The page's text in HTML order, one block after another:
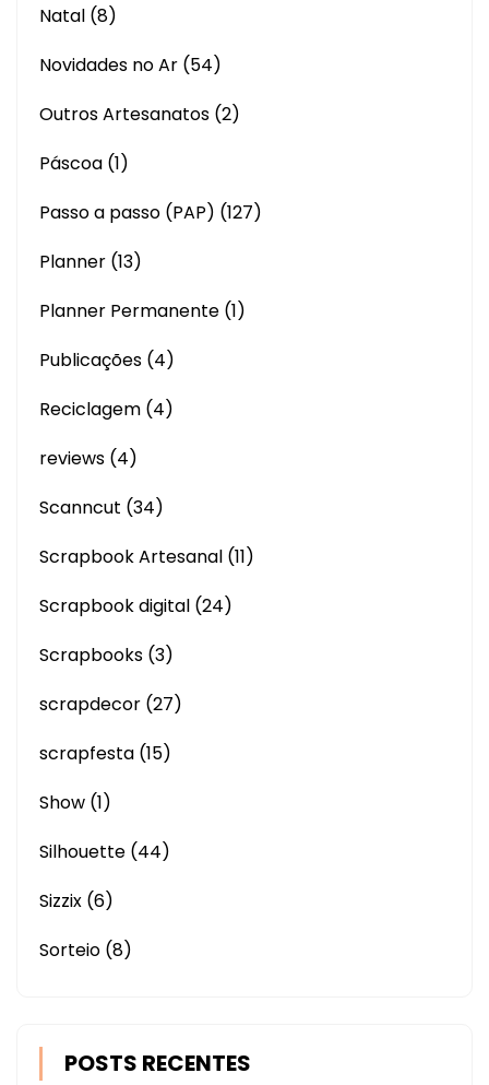
Natal (8)
Novidades no Ar (54)
Outros Artesanatos (2)
Páscoa (1)
Passo a passo (PAP) (127)
Planner (13)
Planner Permanente (1)
Publicações (4)
Reciclagem (4)
reviews (4)
Scanncut (34)
Scrapbook Artesanal (11)
Scrapbook digital (24)
Scrapbooks (3)
scrapdecor (27)
scrapfesta (15)
Show (1)
Silhouette (44)
Sizzix (6)
Sorteio (8)
POSTS RECENTES